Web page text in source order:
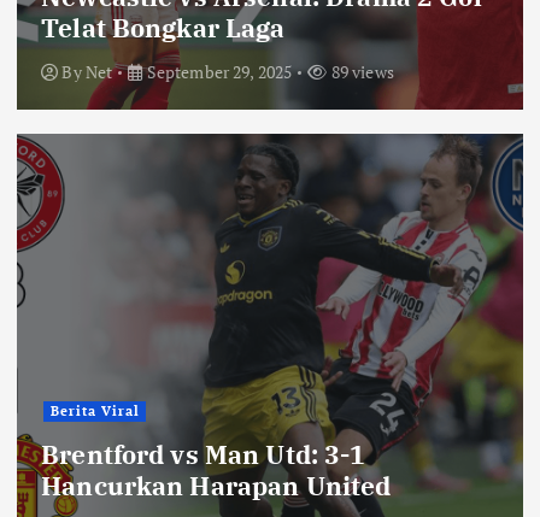
Telat Bongkar Laga
ByNet September 29, 2025 89 views
Berita Viral
Brentford vs Man Utd: 3-1
Hancurkan Harapan United